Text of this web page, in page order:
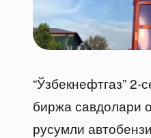
“Ўзбекнефтгаз”
биржа савдолари
русумли